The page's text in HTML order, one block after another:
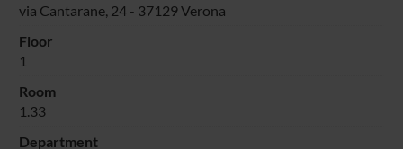
via Cantarane, 24 - 37129 Verona
Floor
1
Room
1.33
Department